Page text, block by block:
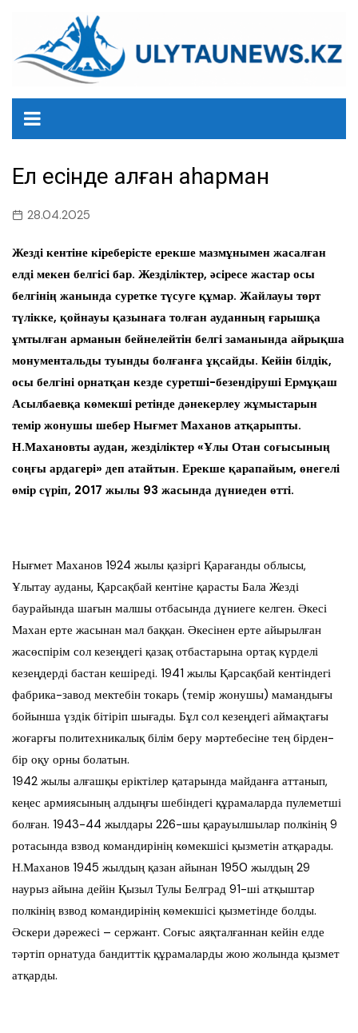
содержанию
Ел есінде қалған қаһарман
28.04.2025
Жезді кентіне кіреберісте ерекше мазмұнымен жасалған
елді мекен белгісі бар. Жезділіктер, әсіресе жастар осы
белгінің жанында суретке түсуге құмар. Жайлауы төрт
түлікке, қойнауы қазынаға толған ауданның ғарышқа
ұмтылған арманын бейнелейтін белгі заманында айрықша
монументальды туынды болғанға ұқсайды. Кейін білдік,
осы белгіні орнатқан кезде суретші-безендіруші Ермұқаш
Асылбаевқа көмекші ретінде дәнекерлеу жұмыстарын
темір жонушы шебер Нығмет Маханов атқарыпты.
Н.Махановты аудан, жезділіктер «Ұлы Отан соғысының
соңғы ардагері» деп атайтын. Ерекше қарапайым, өнегелі
өмір сүріп, 2017 жылы 93 жасында дүниеден өтті.
Нығмет Маханов 1924 жылы қазіргі Қарағанды облысы,
Ұлытау ауданы, Қарсақбай кентіне қарасты Бала Жезді
баурайында шағын малшы отбасында дүниеге келген. Әкесі
Махан ерте жасынан мал баққан. Әкесінен ерте айырылған
жасөспірім сол кезеңдегі қазақ отбастарына ортақ күрделі
кезеңдерді бастан кешіреді. 1941 жылы Қарсақбай кентіндегі
фабрика-завод мектебін токарь (темір жонушы) мамандығы
бойынша үздік бітіріп шығады. Бұл сол кезеңдегі аймақтағы
жоғарғы политехникалық білім беру мәртебесіне тең бірден-
бір оқу орны болатын.
1942 жылы алғашқы еріктілер қатарында майданға аттанып,
кеңес армиясының алдыңғы шебіндегі құрамаларда пулеметші
болған. 1943-44 жылдары 226-шы қарауылшылар полкінің 9
ротасында взвод командирінің көмекшісі қызметін атқарады.
Н.Маханов 1945 жылдың қазан айынан 1950 жылдың 29
наурыз айына дейін Қызыл Тулы Белград 91-ші атқыштар
полкінің взвод командирінің көмекшісі қызметінде болды.
Әскери дәрежесі – сержант. Соғыс аяқталғаннан кейін елде
тәртіп орнатуда бандиттік құрамаларды жою жолында қызмет
атқарды.